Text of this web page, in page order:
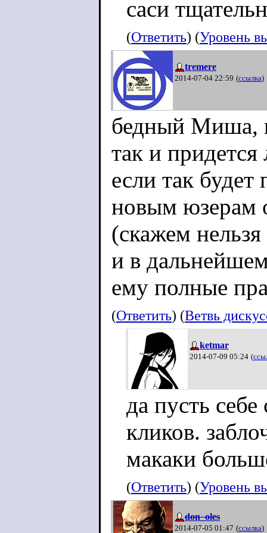
саси
(Ответить) (Уровень
tremere
2014-07-04 22:59 (ссылка)
бедный Миша,
так и
если так будет
новым юзерам
(скажем
и в
ему полные
(Ответить) (Ветвь
ketmar
2014-07-09 05:24 (
да пусть
кликов.
макаки
(Ответить) (Уровень
don_oles
2014-07-05 01:47 (ссылка)